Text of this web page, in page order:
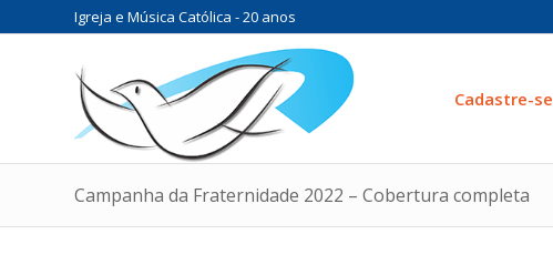
Igreja e Música Católica - 20 anos
Cadastre-se
Campanha da Fraternidade 2022 – Cobertura completa